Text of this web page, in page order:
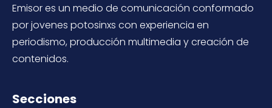
Emisor es un medio de comunicación conformado
por jovenes potosinxs con experiencia en
periodismo, producción multimedia y creación de
contenidos.
Secciones